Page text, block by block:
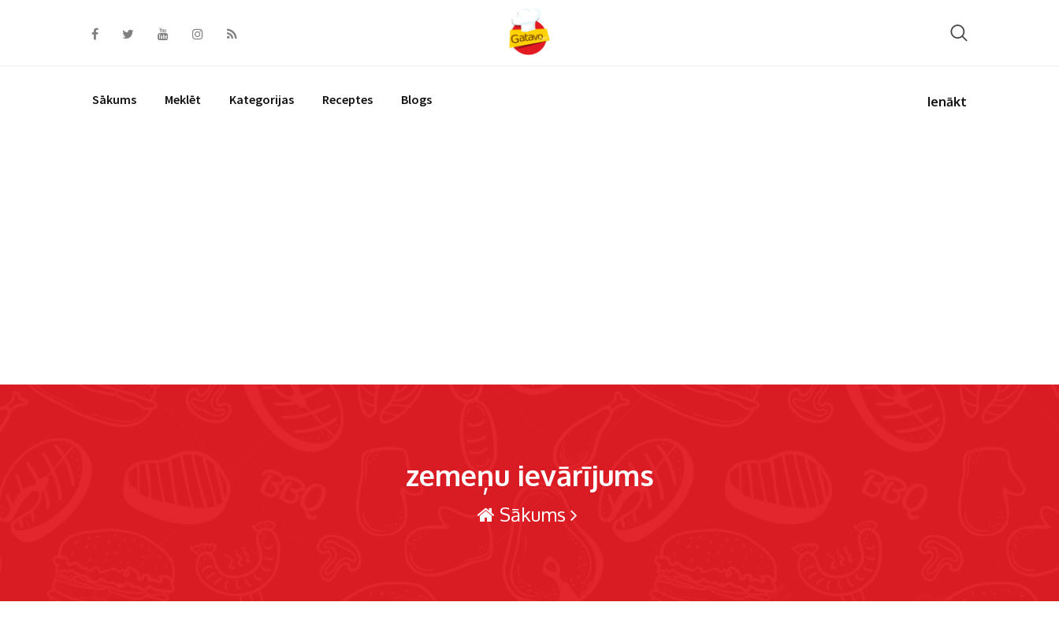
Sākums Meklēt Kategorijas Receptes Blogs Ienākt
zemeņu ievārījums
Sākums